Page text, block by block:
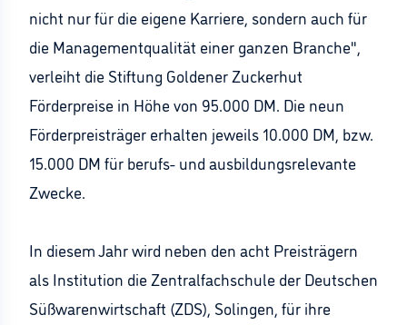
nicht nur für die eigene Karriere, sondern auch für
die Managementqualität einer ganzen Branche",
verleiht die Stiftung Goldener Zuckerhut
Förderpreise in Höhe von 95.000 DM. Die neun
Förderpreisträger erhalten jeweils 10.000 DM, bzw.
15.000 DM für berufs- und ausbildungsrelevante
Zwecke.
In diesem Jahr wird neben den acht Preisträgern
als Institution die Zentralfachschule der Deutschen
Süßwarenwirtschaft (ZDS), Solingen, für ihre